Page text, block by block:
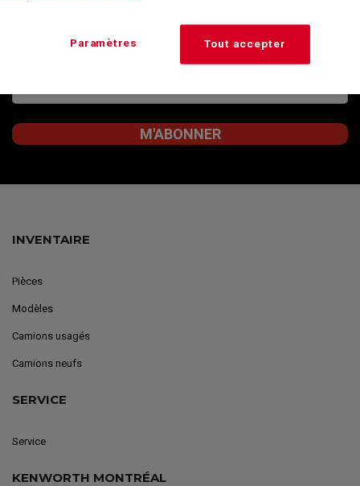
INVENTAIRE
Pièces
Modèles
Camions usagés
Camions neufs
SERVICE
Service
KENWORTH MONTRÉAL
Tout accepter
Paramètres